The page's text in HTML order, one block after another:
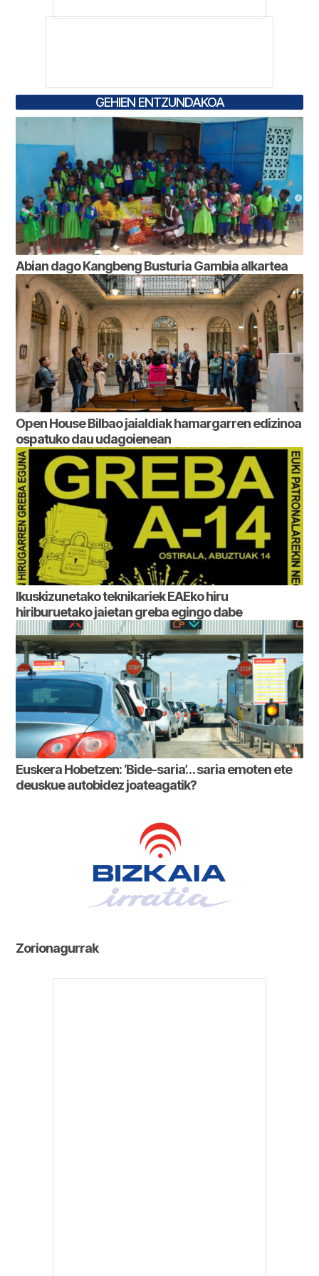
GEHIEN ENTZUNDAKOA
Abian dago Kangbeng Busturia Gambia alkartea
Open House Bilbao jaialdiak hamargarren edizinoa
ospatuko dau udagoienean
Ikuskizunetako teknikariek EAEko hiru
hiriburuetako jaietan greba egingo dabe
Euskera Hobetzen: ‘Bide-saria’… saria emoten ete
deuskue autobidez joateagatik?
Zorionagurrak